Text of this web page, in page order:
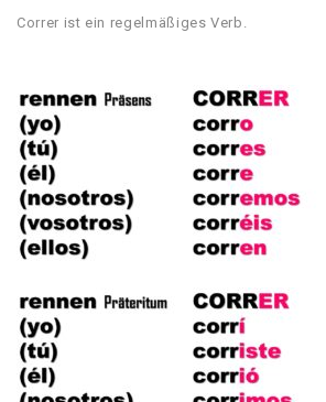
Correr ist ein regelmäßiges Verb.